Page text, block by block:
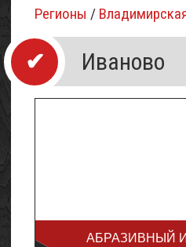
Регионы /
Иваново
АБРАЗИВНЫЙ